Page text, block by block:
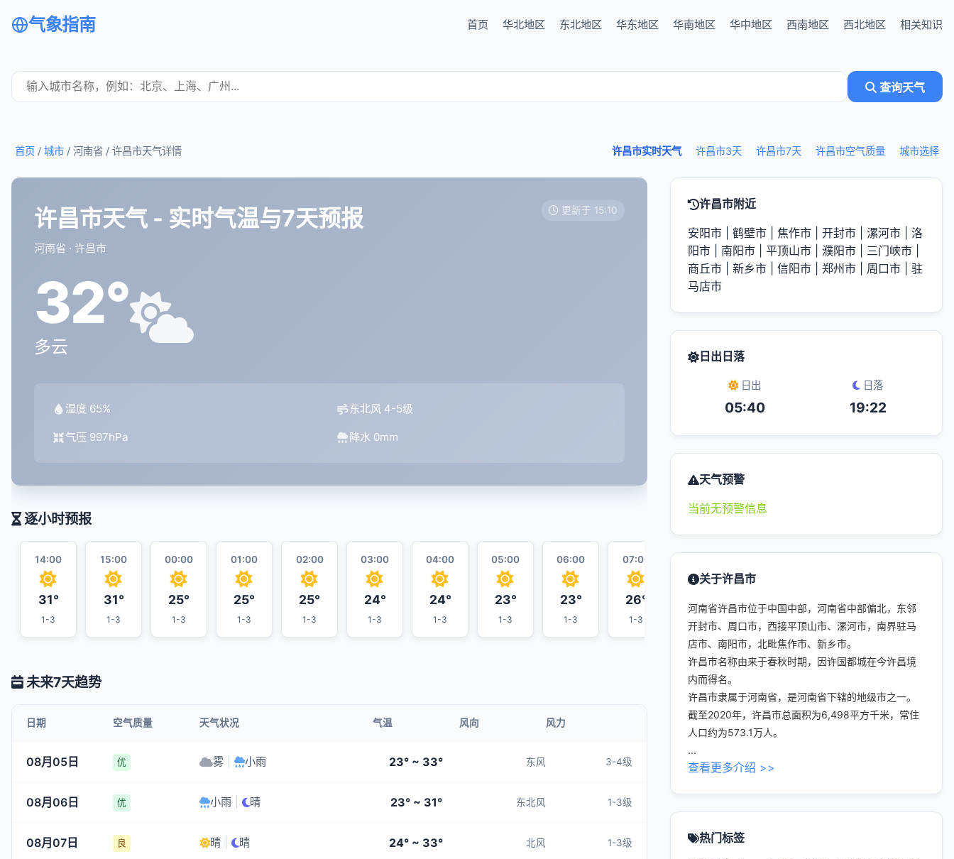
气象指南 首页 华北地区 东北地区 华东地区 华南地区 华中地区 西南地区 西北地区 相关知识
查询天气
许昌市实时天气 许昌市3天 许昌市7天 许昌市空气质量 城市选择
首页 / 城市 / 河南省 / 许昌市天气详情
许昌市天气 - 实时气温与7天预报
河南省 · 许昌市
更新于 15:10
32°
多云
湿度 65% 东北风 4-5级
气压 997hPa 降水 0mm
逐小时预报
14:00
31°
1-3
15:00
31°
1-3
00:00
25°
1-3
01:00
25°
1-3
02:00
25°
1-3
03:00
24°
1-3
04:00
24°
1-3
05:00
23°
1-3
06:00
23°
1-3
07:00
26°
1-3 1-3 1-3 1-3 1-3
未来7天趋势
日期 空气质量 天气状况 气温 风向 风力
08月05日 优 雾 小雨 23° ~ 33° 东风 3-4级
08月06日 优 小雨 晴 23° ~ 31° 东北风 1-3级
08月07日 良 晴 晴 24° ~ 33° 北风 1-3级
许昌市附近
安阳市 鹤壁市 焦作市 开封市 漯河市
洛
阳市
南阳市 平顶山市 濮阳市 三门峡市
商丘市
新乡市 信阳市 郑州市 周口市
驻
马店市
日出日落
日出
05:40
日落
19:22
天气预警
当前无预警信息
关于许昌市
河南省许昌市位于中国中部，河南省中部偏北，东邻
开封市、周口市，西接平顶山市、漯河市，南界驻马
店市、南阳市，北毗焦作市、新乡市。
许昌市名称由来于春秋时期，因许国都城在今许昌境
内而得名。
许昌市隶属于河南省，是河南省下辖的地级市之一。
截至2020年，许昌市总面积为6,498平方千米，常住
人口约为573.1万人。
...
查看更多介绍 >>
热门标签